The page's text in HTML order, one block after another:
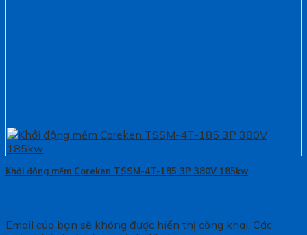
Khởi động mềm Coreken TSSM-4T-185 3P 380V 185kw
Email của bạn sẽ không được hiển thị công khai. Các